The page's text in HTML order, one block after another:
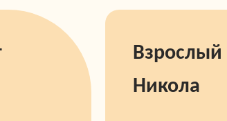
Взрослый
Никола